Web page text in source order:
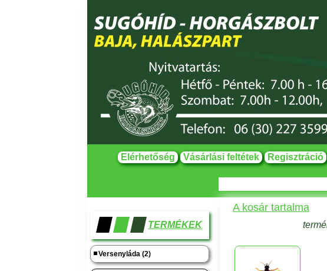
Elérhetőség Vásárlási feltétek Regisztráció
TERMÉKEK
Versenyláda (2)
A kosár tartalma